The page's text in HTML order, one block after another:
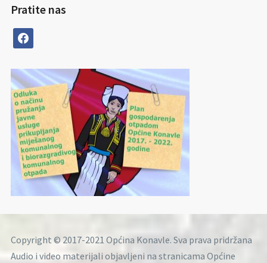
Pratite nas
facebook
Copyright © 2017-2021 Općina Konavle. Sva prava pridržana
Audio i video materijali objavljeni na stranicama Općine